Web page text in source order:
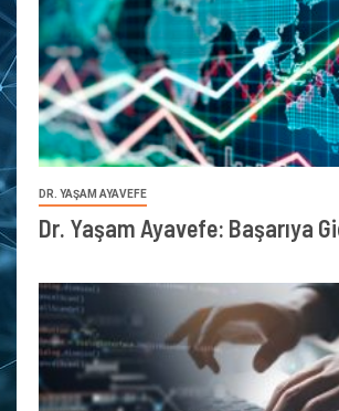
DR. YAŞAM AYAVEFE
Dr. Yaşam Ayavefe: Başarıya